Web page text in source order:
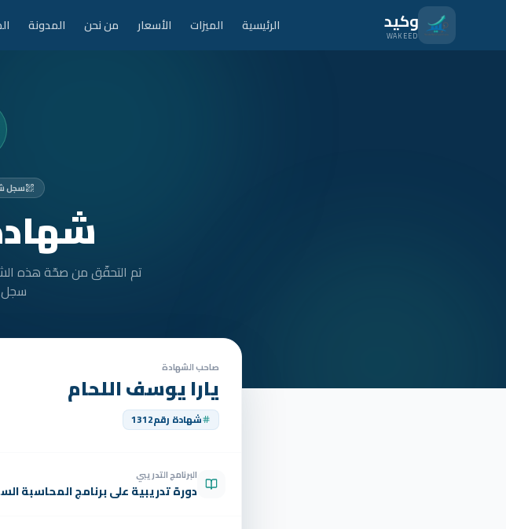
انتقل للمحتوى الرئيسيوكيد
WAKEED الرئيسية الميزات الأسعار من نحن المدونة
سجل
تم التحقّق من صحّة هذه
سجل
صاحب الشهادة
يارا يوسف اللحام
شهادة رقم1312
البرنامج التدريبي
دورة تدريبية على برنامج المحاسبة